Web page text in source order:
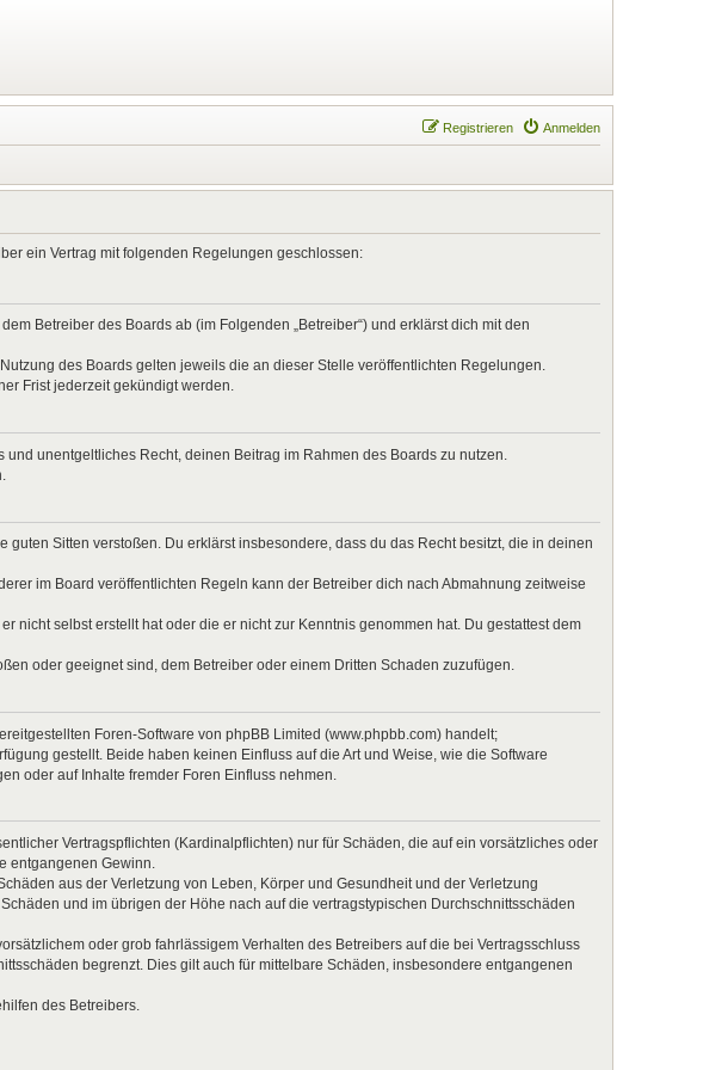
Anmelden
Registrieren
ein Vertrag mit folgenden Regelungen geschlossen:
Betreiber des Boards ab (im Folgenden „Betreiber“) und erklärst dich mit den
des Boards gelten jeweils die an dieser Stelle veröffentlichten Regelungen.
Frist jederzeit gekündigt werden.
unentgeltliches Recht, deinen Beitrag im Rahmen des Boards zu nutzen.
Sitten verstoßen. Du erklärst insbesondere, dass du das Recht besitzt, die in deinen
im Board veröffentlichten Regeln kann der Betreiber dich nach Abmahnung zeitweise
nicht selbst erstellt hat oder die er nicht zur Kenntnis genommen hat. Du gestattest dem
oder geeignet sind, dem Betreiber oder einem Dritten Schaden zuzufügen.
Foren-Software von phpBB Limited (www.phpbb.com) handelt;
gestellt. Beide haben keinen Einfluss auf die Art und Weise, wie die Software
oder auf Inhalte fremder Foren Einfluss nehmen.
Vertragspflichten (Kardinalpflichten) nur für Schäden, die auf ein vorsätzliches oder
entgangenen Gewinn.
aus der Verletzung von Leben, Körper und Gesundheit und der Verletzung
und im übrigen der Höhe nach auf die vertragstypischen Durchschnittsschäden
oder grob fahrlässigem Verhalten des Betreibers auf die bei Vertragsschluss
begrenzt. Dies gilt auch für mittelbare Schäden, insbesondere entgangenen
des Betreibers.